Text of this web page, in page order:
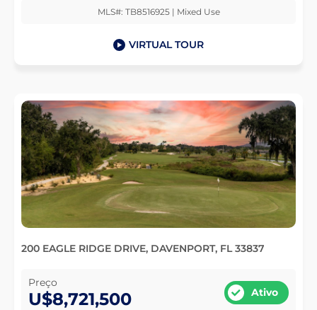
MLS#: TB8516925 | Mixed Use
VIRTUAL TOUR
200 EAGLE RIDGE DRIVE, DAVENPORT, FL 33837
Preço
U$8,721,500 Ativo